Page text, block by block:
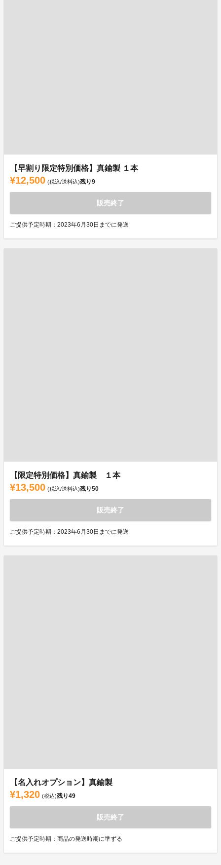
【早割り限定特別価格】真鍮製 １本
¥12,500 (税込/送料込)残り9
販売終了
ご提供予定時期：2023年6月30日までに発送
【限定特別価格】真鍮製 １本
¥13,500 (税込/送料込)残り50
販売終了
ご提供予定時期：2023年6月30日までに発送
【名入れオプション】真鍮製
¥1,320 (税込)残り49
販売終了
ご提供予定時期：商品の発送時期に準ずる